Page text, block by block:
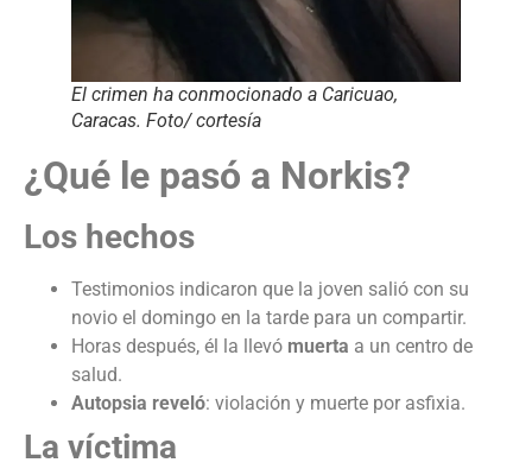
El crimen ha conmocionado a Caricuao,
Caracas. Foto/ cortesía
¿Qué le pasó a Norkis?
Los hechos
Testimonios indicaron que la joven salió con su
novio el domingo en la tarde para un compartir.
Horas después, él la llevó muerta a un centro de
salud.
Autopsia reveló: violación y muerte por asfixia.
La víctima